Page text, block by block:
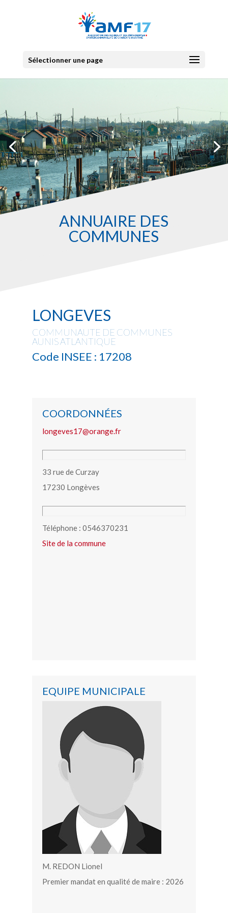
Sélectionner une page
ANNUAIRE DES
COMMUNES
LONGEVES
COMMUNAUTE DE COMMUNES
AUNIS ATLANTIQUE
Code INSEE : 17208
COORDONNÉES
longeves17@orange.fr
33 rue de Curzay
17230 Longèves
Téléphone : 0546370231
Site de la commune
EQUIPE MUNICIPALE
M. REDON Lionel
Premier mandat en qualité de maire : 2026